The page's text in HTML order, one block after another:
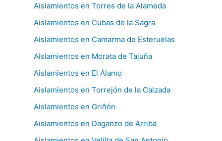
Aislamientos en Torres de la Alameda
Aislamientos en Cubas de la Sagra
Aislamientos en Camarma de Esteruelas
Aislamientos en Morata de Tajuña
Aislamientos en El Álamo
Aislamientos en Torrejón de la Calzada
Aislamientos en Griñón
Aislamientos en Daganzo de Arriba